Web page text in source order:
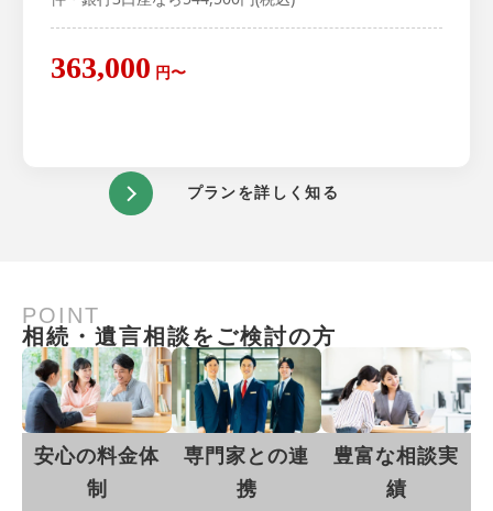
363,000 円〜
プランを詳しく知る
POINT
相続・遺言相談をご検討の方
安心の料金体
制
専門家との連
携
豊富な相談実
績